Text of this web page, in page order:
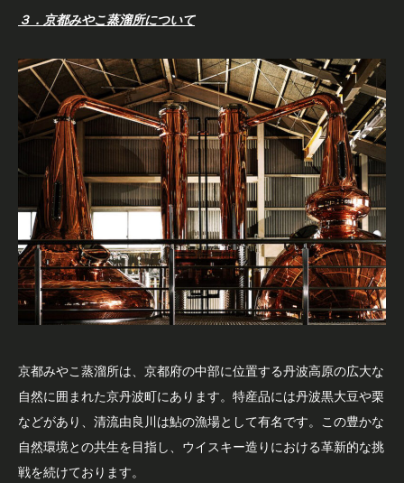
３．京都みやこ蒸溜所について
京都みやこ蒸溜所は、京都府の中部に位置する丹波高原の広大な
自然に囲まれた京丹波町にあります。特産品には丹波黒大豆や栗
などがあり、清流由良川は鮎の漁場として有名です。この豊かな
自然環境との共生を目指し、ウイスキー造りにおける革新的な挑
戦を続けております。